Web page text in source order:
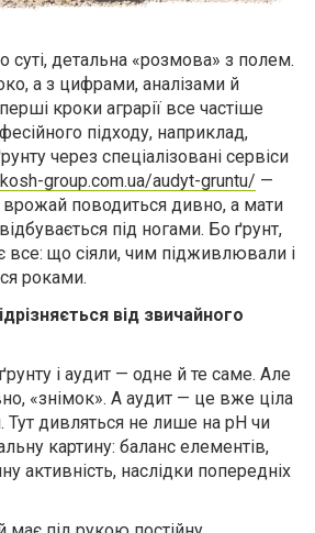
суті, детальна «розмова» з полем.
а з цифрами, аналізами й
кроки аграрії все частіше
підходу, наприклад,
через спеціалізовані сервіси
group.com.ua/audyt-gruntu/ —
поводиться дивно, а мати
під ногами. Бо ґрунт,
все: що сіяли, чим підживлювали і
роками.
від звичайного
і аудит — одне й те саме. Але
«знімок». А аудит — це вже ціла
Тут дивляться не лише на pH чи
картину: баланс елементів,
активність, наслідки попередніх